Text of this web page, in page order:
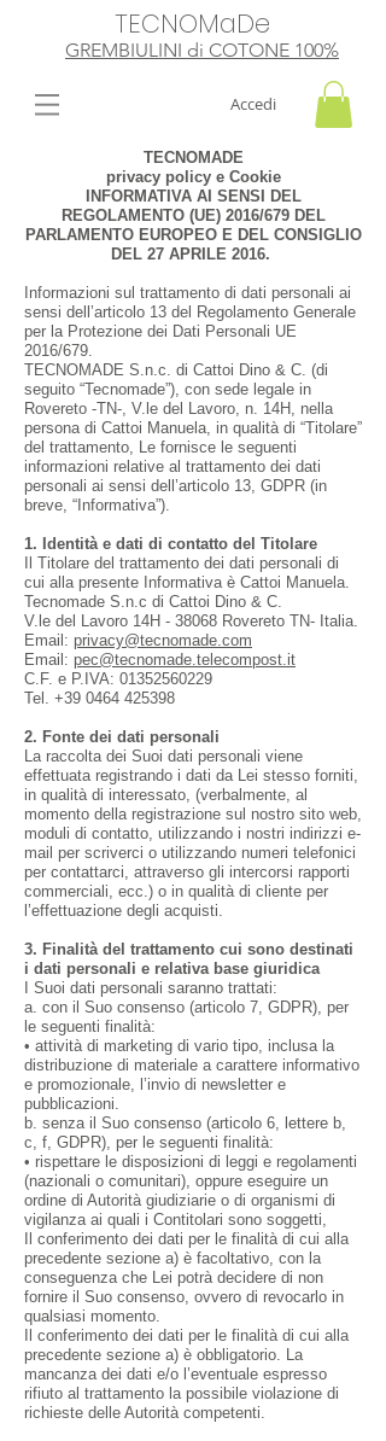
TECNOMaDe
GREMBIULINI di ​ COTONE 100%
Accedi
TECNOMADE
privacy policy e Cookie
INFORMATIVA AI SENSI DEL
REGOLAMENTO (UE) 2016/679 DEL
PARLAMENTO EUROPEO E DEL CONSIGLIO
DEL 27 APRILE 2016.
Informazioni sul trattamento di dati personali ai
sensi dell’articolo 13 del Regolamento Generale
per la Protezione dei Dati Personali UE
2016/679.
TECNOMADE S.n.c. di Cattoi Dino & C. (di
seguito “Tecnomade”), con sede legale in
Rovereto -TN-, V.le del Lavoro, n. 14H, nella
persona di Cattoi Manuela, in qualità di “Titolare”
del trattamento, Le fornisce le seguenti
informazioni relative al trattamento dei dati
personali ai sensi dell’articolo 13, GDPR (in
breve, “Informativa”).
1. Identità e dati di contatto del Titolare
Il Titolare del trattamento dei dati personali di
cui alla presente Informativa è Cattoi Manuela.
Tecnomade S.n.c di Cattoi Dino & C.
V.le del Lavoro 14H - 38068 Rovereto TN- Italia.
Email: privacy@tecnomade.com
Email: pec@tecnomade.telecompost.it
C.F. e P.IVA: 01352560229
Tel. +39 0464 425398
2. Fonte dei dati personali
La raccolta dei Suoi dati personali viene
effettuata registrando i dati da Lei stesso forniti,
in qualità di interessato, (verbalmente, al
momento della registrazione sul nostro sito web,
moduli di contatto, utilizzando i nostri indirizzi e-
mail per scriverci o utilizzando numeri telefonici
per contattarci, attraverso gli intercorsi rapporti
commerciali, ecc.) o in qualità di cliente per
l’effettuazione degli acquisti.
3. Finalità del trattamento cui sono destinati
i dati personali e relativa base giuridica
I Suoi dati personali saranno trattati:
a. con il Suo consenso (articolo 7, GDPR), per
le seguenti finalità:
• attività di marketing di vario tipo, inclusa la
distribuzione di materiale a carattere informativo
e promozionale, l’invio di newsletter e
pubblicazioni.
b. senza il Suo consenso (articolo 6, lettere b,
c, f, GDPR), per le seguenti finalità:
• rispettare le disposizioni di leggi e regolamenti
(nazionali o comunitari), oppure eseguire un
ordine di Autorità giudiziarie o di organismi di
vigilanza ai quali i Contitolari sono soggetti,
Il conferimento dei dati per le finalità di cui alla
precedente sezione a) è facoltativo, con la
conseguenza che Lei potrà decidere di non
fornire il Suo consenso, ovvero di revocarlo in
qualsiasi momento.
Il conferimento dei dati per le finalità di cui alla
precedente sezione a) è obbligatorio. La
mancanza dei dati e/o l’eventuale espresso
rifiuto al trattamento la possibile violazione di
richieste delle Autorità competenti.